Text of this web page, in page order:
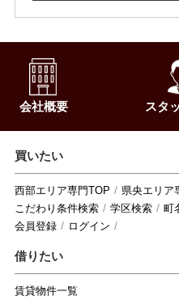
会社概要 スタ
買いたい
西部エリア専門TOP 県央エリア
こだわり条件検索
学区検索 町
会員登録
ログイン
借りたい
賃貸物件一覧